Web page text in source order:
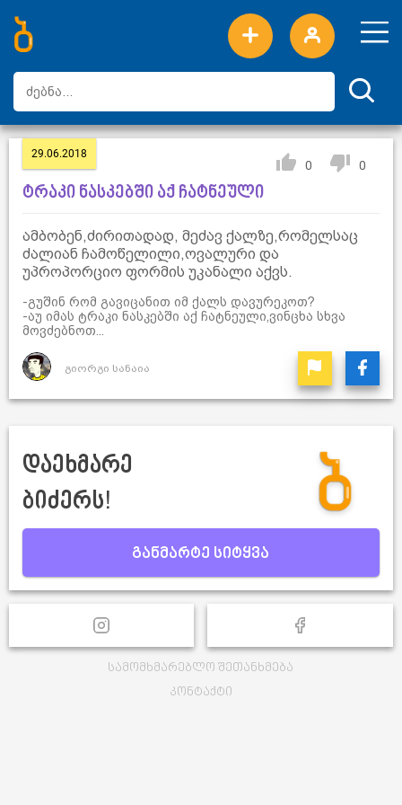
ახალი სიტყვები
ტოპ სიტყვები
დღის ტოპ სიტყვები
ტოპ მომხმარებლები
29.06.2018
0 0
ტრაკი ნასკებში აქ ჩატნეული
ამბობენ,ძირითადად, მეძავ ქალზე,რომელსაც
ძალიან ჩამოწელილი,ოვალური და
უპროპორციო ფორმის უკანალი აქვს.
-გუშინ რომ გავიცანით იმ ქალს დავურეკოთ?
-აუ იმას ტრაკი ნასკებში აქ ჩატნეული,ვინცხა სხვა
მოვძებნოთ...
გიორგი სანაია
დაეხმარე
ბიძერს!
განმარტე სიტყვა
სამომხმარებლო შეთანხმება
კონტაქტი